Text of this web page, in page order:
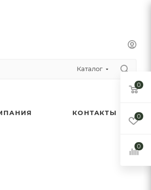
Каталог
КОНТАКТЫ
0
0
0